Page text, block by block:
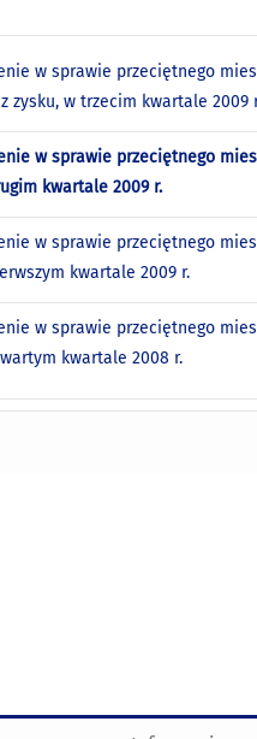
w sprawie przeciętnego
zysku, w trzecim kwartale 2009
w sprawie przeciętnego
kwartale 2009 r.
w sprawie przeciętnego
kwartale 2009 r.
w sprawie przeciętnego
kwartale 2008 r.